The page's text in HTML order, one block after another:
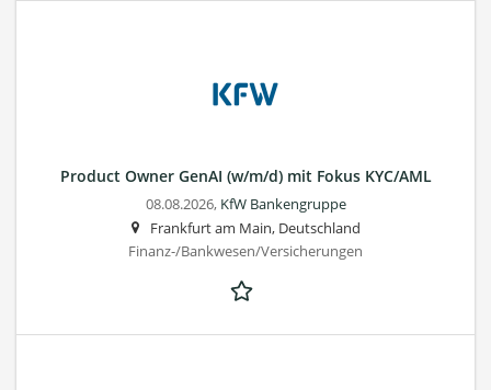
Product Owner GenAI (w/m/d) mit Fokus KYC/AML
08.08.2026, KfW Bankengruppe
Frankfurt am Main, Deutschland
Finanz-/Bankwesen/Versicherungen